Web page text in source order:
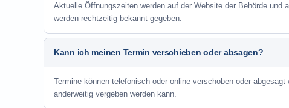
Aktuelle Öffnungszeiten werden auf der Website der Behörde und
werden rechtzeitig bekannt gegeben.
Kann ich meinen Termin verschieben oder absagen?
Termine können telefonisch oder online verschoben oder
anderweitig vergeben werden kann.